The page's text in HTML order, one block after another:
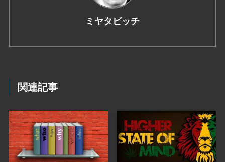
ミヤタビッチ
関連記事